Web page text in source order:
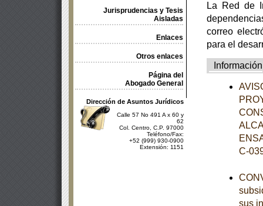
Jurisprudencias y Tesis
Aisladas
Enlaces
Otros enlaces
Página del
Abogado General
Dirección de Asuntos Jurídicos
Calle 57 No 491 A x 60 y
62
Col. Centro, C.P. 97000
Teléfono/Fax:
+52 (999) 930-0900
Extensión: 1151
La Red de
correo
para el
Información
C-
sus